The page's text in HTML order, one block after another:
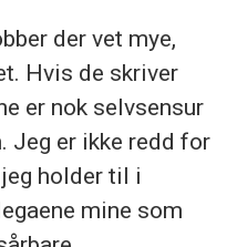
der vet mye,
Hvis de skriver
er nok selvsensur
Jeg er ikke redd for
holder til i
mine som